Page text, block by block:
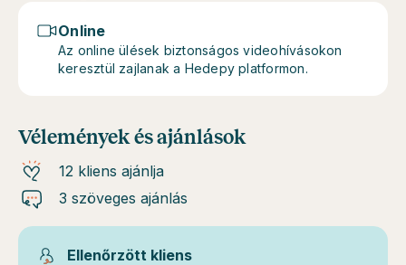
Online
Az online ülések biztonságos videohívásokon
keresztül zajlanak a Hedepy platformon.
Vélemények és ajánlások
12 kliens ajánlja
3 szöveges ajánlás
Ellenőrzött kliens